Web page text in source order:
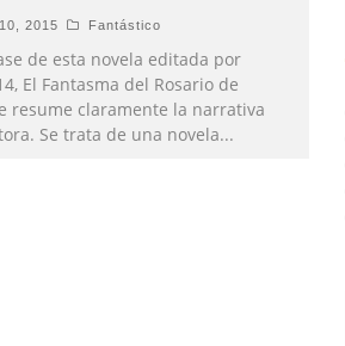
2015 Fantástico
de esta novela editada por
El Fantasma del Rosario de
resume claramente la narrativa
Se trata de una novela...